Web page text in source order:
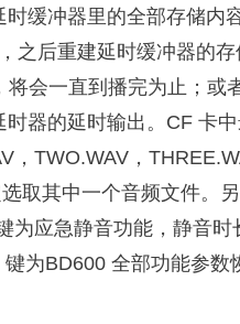
缓冲器里的全部存储内
之后重建延时缓冲器的
会一直到播完为止；或
器的延时输出。CF 卡
，TWO.WAV，
取其中一个音频文件。
为应急静音功能，静音时
为BD600 全部功能参数